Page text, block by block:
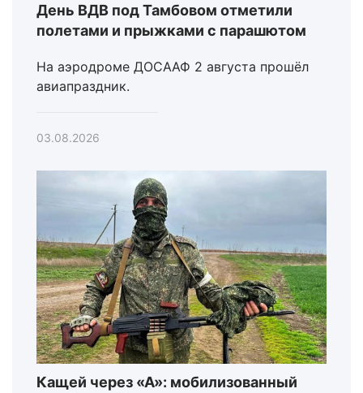
День ВДВ под Тамбовом отметили
полетами и прыжками с парашютом
На аэродроме ДОСААФ 2 августа прошёл
авиапраздник.
03.08.2026
Кащей через «А»: мобилизованный